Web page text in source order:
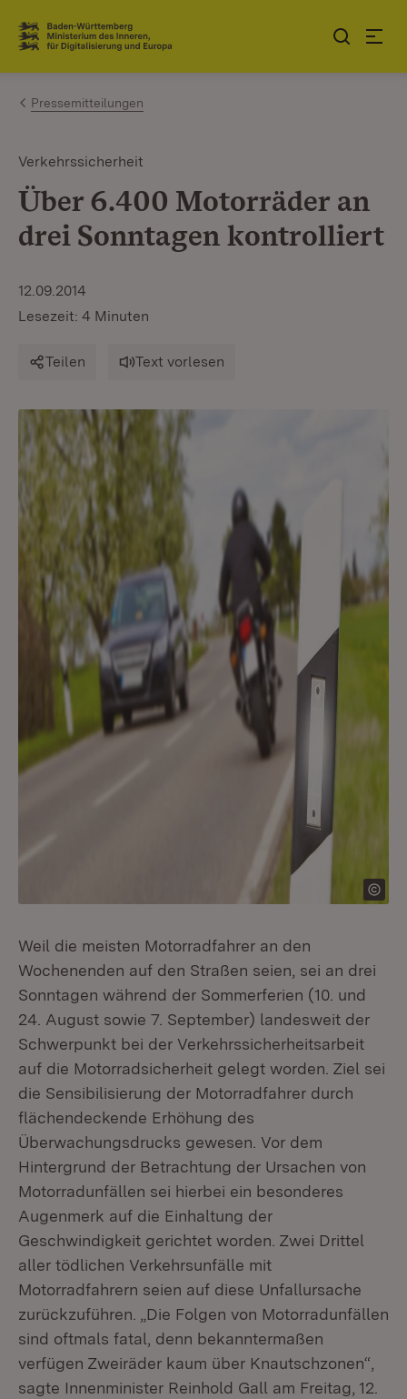
Zum Inhalt springen
Link zur Startseite
Pressemitteilungen
Verkehrssicherheit
Über 6.400 Motorräder an
drei Sonntagen kontrolliert
12.09.2014
Lesezeit: 4 Minuten
Teilen Text vorlesen
Weil die meisten Motorradfahrer an den
Wochenenden auf den Straßen seien, sei an drei
Sonntagen während der Sommerferien (10. und
24. August sowie 7. September) landesweit der
Schwerpunkt bei der Verkehrssicherheitsarbeit
auf die Motorradsicherheit gelegt worden. Ziel sei
die Sensibilisierung der Motorradfahrer durch
flächendeckende Erhöhung des
Überwachungsdrucks gewesen. Vor dem
Hintergrund der Betrachtung der Ursachen von
Motorradunfällen sei hierbei ein besonderes
Augenmerk auf die Einhaltung der
Geschwindigkeit gerichtet worden. Zwei Drittel
aller tödlichen Verkehrsunfälle mit
Motorradfahrern seien auf diese Unfallursache
zurückzuführen. „Die Folgen von Motorradunfällen
sind oftmals fatal, denn bekanntermaßen
verfügen Zweiräder kaum über Knautschzonen“,
sagte Innenminister Reinhold Gall am Freitag, 12.